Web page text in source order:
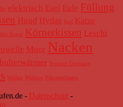
Bär elektrisch Esel Eule Füllung
Hund Hydas Igel Katze
Kruse Körnerkissen Leschi
Moor Nacken
Syntrox Germany
Wellgo Wobera Wärmepflaster
- Datenschutz -